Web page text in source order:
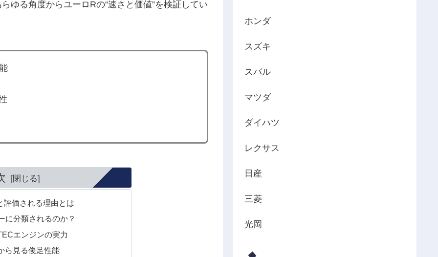
ゆる角度からユーロRの“速さと価値”を検証してい
評価される理由とは
に分類されるのか？
エンジンの実力
ら見る俊足性能
ホンダ
スズキ
スバル
マツダ
ダイハツ
レクサス
日産
三菱
光岡